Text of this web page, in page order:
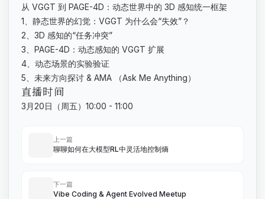
从 VGGT 到 PAGE-4D：动态世界中的 3D 感知统一框架
1、静态世界的幻觉：VGGT 为什么会“失效”？
2、3D 感知的“任务冲突”
3、PAGE-4D：动态感知的 VGGT 扩展
4、动态场景的实验验证
5、未来方向探讨 & AMA （Ask Me Anything）
直播时间
3月20日（周五）10:00 - 11:00
上一篇
聊聊如何在大模型RL中灵活地控制熵
下一篇
Vibe Coding & Agent Evolved Meetup